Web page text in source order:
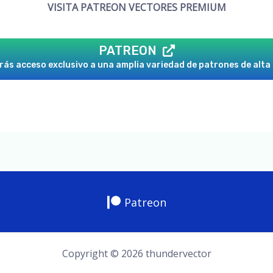
VISITA PATREON VECTORES PREMIUM
PATREON
acceso exclusivo a una amplia variedad de patrones de alta
Patreon
Copyright © 2026 thundervector